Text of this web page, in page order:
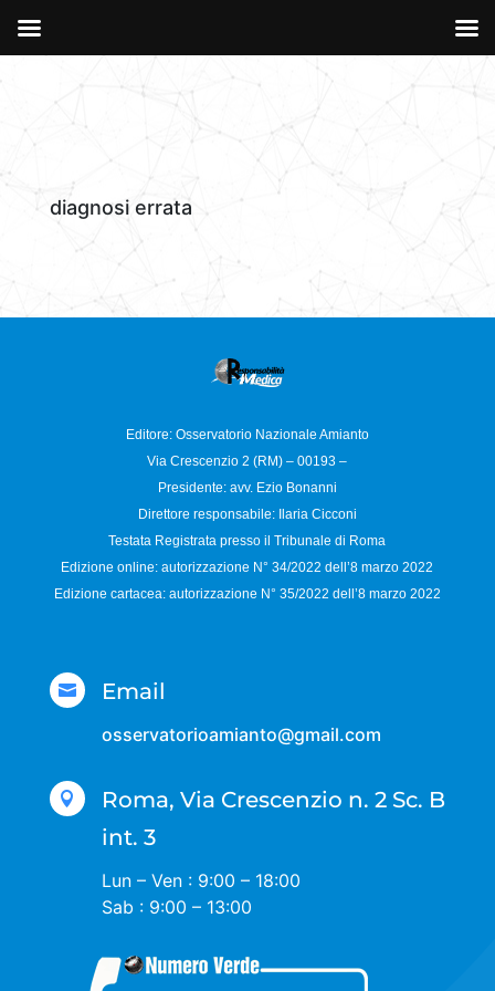
diagnosi errata
Editore: Osservatorio Nazionale Amianto
Via Crescenzio 2 (RM) – 00193 –
Presidente: avv. Ezio Bonanni
Direttore responsabile:
Ilaria Cicconi
Testata Registrata presso il Tribunale di Roma
Edizione online: autorizzazione N°34/2022 dell’8 marzo 2022
Edizione cartacea: autorizzazione N° 35/2022 dell’8 marzo 2022
 Email
osservatorioamianto@gmail.com

Roma, Via Crescenzio n. 2 Sc. B
int. 3
Lun – Ven : 9:00 – 18:00
Sab : 9:00 – 13:00